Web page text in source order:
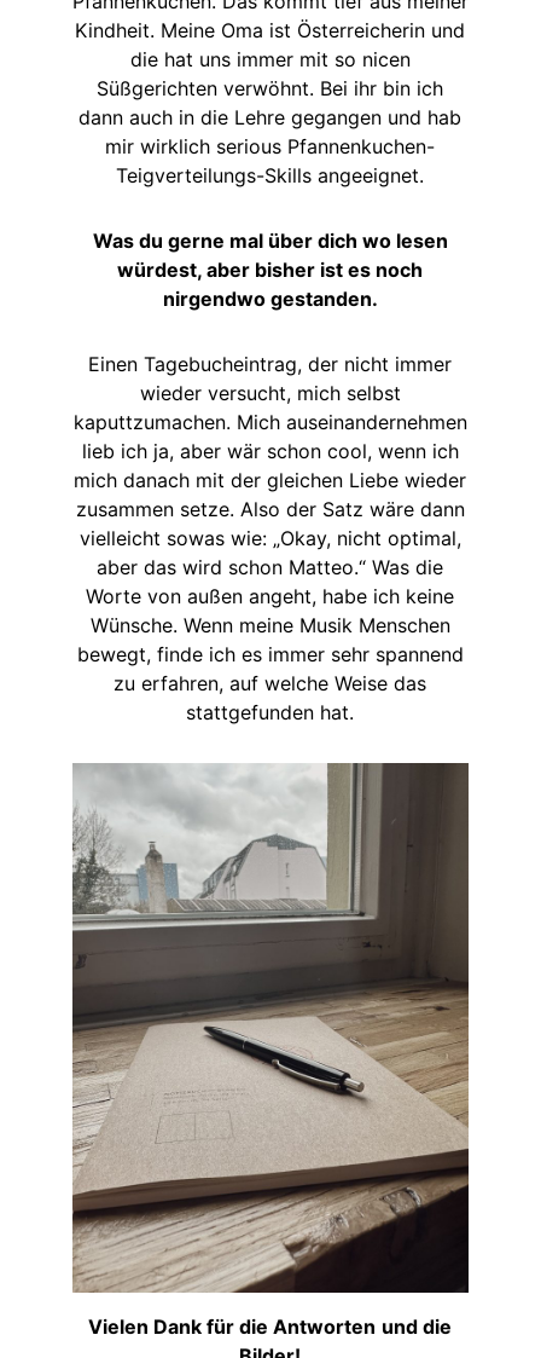
Kindheit. Meine Oma ist Österreicherin und
die hat uns immer mit so nicen
Süßgerichten verwöhnt. Bei ihr bin ich
dann auch in die Lehre gegangen und hab
mir wirklich serious Pfannenkuchen-
Teigverteilungs-Skills angeeignet.
Was du gerne mal über dich wo lesen
würdest, aber bisher ist es noch
nirgendwo gestanden.
Einen Tagebucheintrag, der nicht immer
wieder versucht, mich selbst
kaputtzumachen. Mich auseinandernehmen
lieb ich ja, aber wär schon cool, wenn ich
mich danach mit der gleichen Liebe wieder
zusammen setze. Also der Satz wäre dann
vielleicht sowas wie: „Okay, nicht optimal,
aber das wird schon Matteo.“ Was die
Worte von außen angeht, habe ich keine
Wünsche. Wenn meine Musik Menschen
bewegt, finde ich es immer sehr spannend
zu erfahren, auf welche Weise das
stattgefunden hat.
Vielen Dank für die Antworten und die